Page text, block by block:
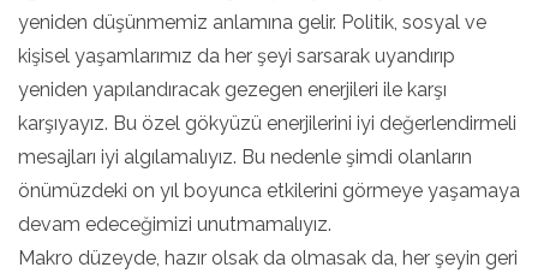
yeniden düşünmemiz anlamına gelir. Politik, sosyal ve
kişisel yaşamlarımız da her şeyi sarsarak uyandırıp
yeniden yapılandıracak gezegen enerjileri ile karşı
karşıyayız. Bu özel gökyüzü enerjilerini iyi değerlendirmeli
mesajları iyi algılamalıyız. Bu nedenle şimdi olanların
önümüzdeki on yıl boyunca etkilerini görmeye yaşamaya
devam edeceğimizi unutmamalıyız.
Makro düzeyde, hazır olsak da olmasak da, her şeyin geri